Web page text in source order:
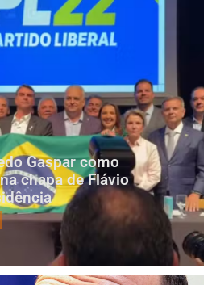
Gaspar como
chapa de Flávio